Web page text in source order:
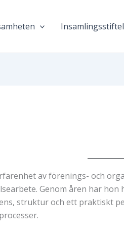
av förenings- och
Genom åren har
struktur och ett praktiskt